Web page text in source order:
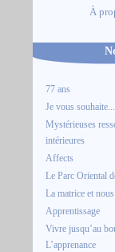
À
77 ans
Je vous souhaite...
Mystérieuses
intérieures
Affects
Le Parc Oriental
La matrice et nous
Apprentissage
Vivre jusqu’au
L’apprenance